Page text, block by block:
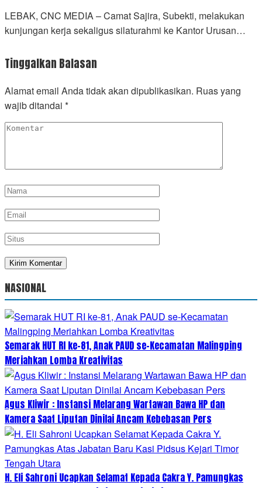
LEBAK, CNC MEDIA – Camat Sajira, Subekti, melakukan
kunjungan kerja sekaligus silaturahmi ke Kantor Urusan…
Tinggalkan Balasan
Alamat email Anda tidak akan dipublikasikan. Ruas yang
wajib ditandai *
NASIONAL
Semarak HUT RI ke-81, Anak PAUD se-Kecamatan Malingping
Meriahkan Lomba Kreativitas
Agus Kliwir : Instansi Melarang Wartawan Bawa HP dan
Kamera Saat Liputan Dinilai Ancam Kebebasan Pers
H. Eli Sahroni Ucapkan Selamat Kepada Cakra Y. Pamungkas